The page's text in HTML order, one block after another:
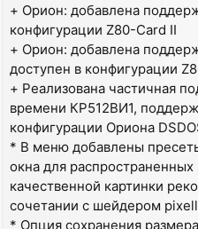
+ Орион: добавлена
конфигурации Z80-Card II
+ Орион: добавлена
доступен в конфигурации
+ Реализована частичная
времени КР512ВИ1,
конфигурации Ориона
* В меню добавлены
окна для
качественной картинки
сочетании с шейдером
* Опция сохранения